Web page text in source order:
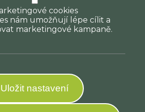
cookies
nám umožňují lépe cílit a
marketingové kampaně.
Uložit nastavení